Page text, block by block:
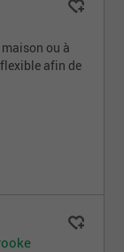
ou à
afin de